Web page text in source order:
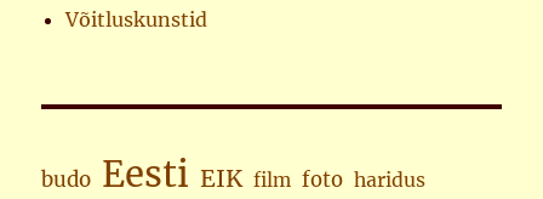
Võitluskunstid
budo Eesti EIK film foto haridus